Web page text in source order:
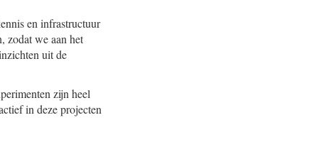
en infrastructuur
zodat we aan het
uit de
zijn heel
in deze projecten